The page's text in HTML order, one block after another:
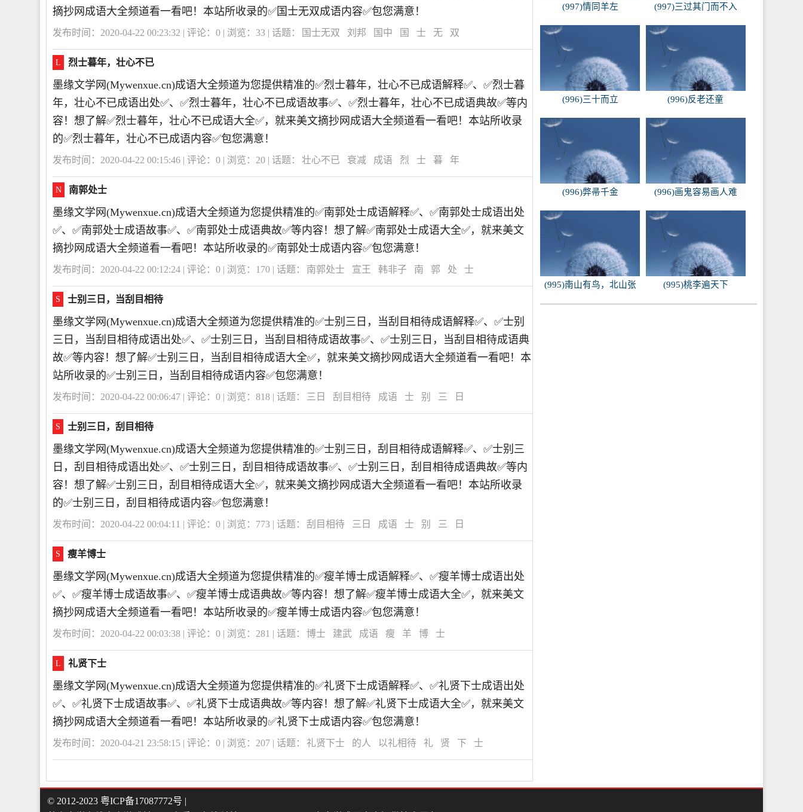
摘抄网成语大全频道看一看吧！本站所收录的✅国士无双成语内容✅包您满意！
发布时间：2020-04-22 00:23:32 | 评论： 0 | 浏览： 33 | 话题： 国士无双 刘邦 国中 国 士 无 双
L 烈士暮年，壮心不已
墨缘文学网(Mywenxue.cn)成语大全频道为您提供精准的✅烈士暮年，壮心不已成语解释✅、✅烈士暮
年，壮心不已成语出处✅、✅烈士暮年，壮心不已成语故事✅、✅烈士暮年，壮心不已成语典故✅等内
容！想了解✅烈士暮年，壮心不已成语大全✅，就来美文摘抄网成语大全频道看一看吧！本站所收录
的✅烈士暮年，壮心不已成语内容✅包您满意！
发布时间：2020-04-22 00:15:46 | 评论： 0 | 浏览： 20 | 话题： 壮心不已 衰减 成语 烈 士 暮 年
N 南郭处士
墨缘文学网(Mywenxue.cn)成语大全频道为您提供精准的✅南郭处士成语解释✅、✅南郭处士成语出处
✅、✅南郭处士成语故事✅、✅南郭处士成语典故✅等内容！想了解✅南郭处士成语大全✅，就来美文
摘抄网成语大全频道看一看吧！本站所收录的✅南郭处士成语内容✅包您满意！
发布时间：2020-04-22 00:12:24 | 评论： 0 | 浏览： 170 | 话题： 南郭处士 宣王 韩非子 南 郭 处 士
S 士别三日，当刮目相待
墨缘文学网(Mywenxue.cn)成语大全频道为您提供精准的✅士别三日，当刮目相待成语解释✅、✅士别
三日，当刮目相待成语出处✅、✅士别三日，当刮目相待成语故事✅、✅士别三日，当刮目相待成语典
故✅等内容！想了解✅士别三日，当刮目相待成语大全✅，就来美文摘抄网成语大全频道看一看吧！本
站所收录的✅士别三日，当刮目相待成语内容✅包您满意！
发布时间：2020-04-22 00:06:47 | 评论： 0 | 浏览： 818 | 话题： 三日 刮目相待 成语 士 别 三 日
S 士别三日，刮目相待
墨缘文学网(Mywenxue.cn)成语大全频道为您提供精准的✅士别三日，刮目相待成语解释✅、✅士别三
日，刮目相待成语出处✅、✅士别三日，刮目相待成语故事✅、✅士别三日，刮目相待成语典故✅等内
容！想了解✅士别三日，刮目相待成语大全✅，就来美文摘抄网成语大全频道看一看吧！本站所收录
的✅士别三日，刮目相待成语内容✅包您满意！
发布时间：2020-04-22 00:04:11 | 评论： 0 | 浏览： 773 | 话题： 刮目相待 三日 成语 士 别 三 日
S 瘦羊博士
墨缘文学网(Mywenxue.cn)成语大全频道为您提供精准的✅瘦羊博士成语解释✅、✅瘦羊博士成语出处
✅、✅瘦羊博士成语故事✅、✅瘦羊博士成语典故✅等内容！想了解✅瘦羊博士成语大全✅，就来美文
摘抄网成语大全频道看一看吧！本站所收录的✅瘦羊博士成语内容✅包您满意！
发布时间：2020-04-22 00:03:38 | 评论： 0 | 浏览： 281 | 话题： 博士 建武 成语 瘦 羊 博 士
L 礼贤下士
墨缘文学网(Mywenxue.cn)成语大全频道为您提供精准的✅礼贤下士成语解释✅、✅礼贤下士成语出处
✅、✅礼贤下士成语故事✅、✅礼贤下士成语典故✅等内容！想了解✅礼贤下士成语大全✅，就来美文
摘抄网成语大全频道看一看吧！本站所收录的✅礼贤下士成语内容✅包您满意！
发布时间：2020-04-21 23:58:15 | 评论： 0 | 浏览： 207 | 话题： 礼贤下士 的人 以礼相待 礼 贤 下 士
(997)情同羊左 (997)三过其门而不入
(996)三十而立 (996)反老还童
(996)弊帚千金 (996)画鬼容易画人难
(995)南山有鸟，北山张
罗
(995)桃李遍天下
© 2012-2023 粤ICP备17087772号 |